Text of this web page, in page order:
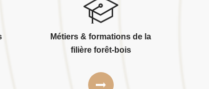
Métiers & formations de la
filière forêt-bois